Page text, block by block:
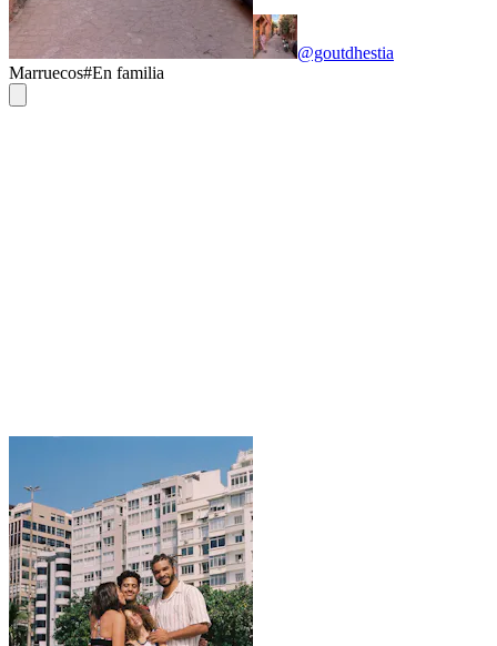
@goutdhestia
Marruecos#En familia